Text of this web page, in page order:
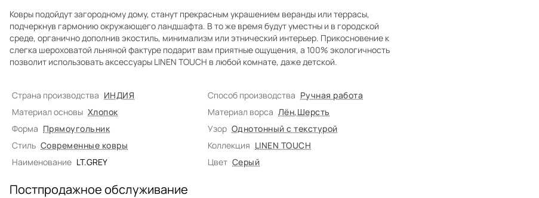
Ковры подойдут загородному дому, станут прекрасным украшением веранды или террасы,
подчеркнув гармонию окружающего ландшафта. В то же время будут уместны и в городской
среде, органично дополнив экостиль, минимализм или этнический интерьер. Прикосновение к
слегка шероховатой льняной фактуре подарит вам приятные ощущения, а 100% экологичность
позволит использовать аксессуары LINEN TOUCH в любой комнате, даже детской.
Страна производства ИНДИЯ Способ производства Ручная работа
Материал основы Хлопок Материал ворса Лён,Шерсть
Форма Прямоугольник Узор Однотонный с текстурой
Стиль Современные ковры Коллекция LINEN TOUCH
Наименование LT.GREY Цвет Серый
Постпродажное обслуживание